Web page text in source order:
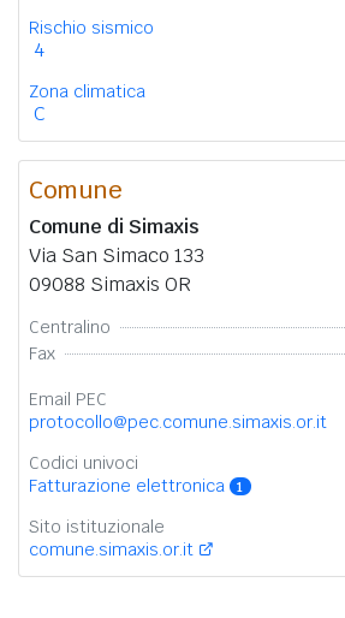
Rischio sismico
4
Zona climatica
C
Comune
Comune di Simaxis
Via San Simaco 133
09088 Simaxis OR
Centralino
Fax
Email PEC
protocollo@pec.comune.simaxis.or.it
Codici univoci
Fatturazione elettronica
1
Sito istituzionale
comune.simaxis.or.it